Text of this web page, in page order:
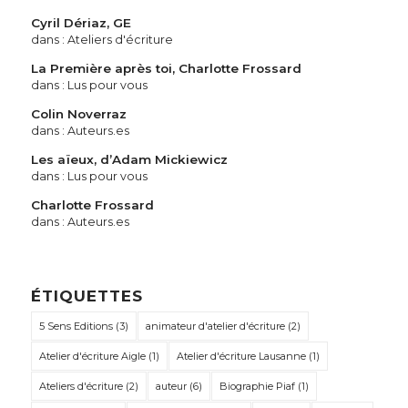
Cyril Dériaz, GE
dans : Ateliers d'écriture
La Première après toi, Charlotte Frossard
dans : Lus pour vous
Colin Noverraz
dans : Auteurs.es
Les aïeux, d’Adam Mickiewicz
dans : Lus pour vous
Charlotte Frossard
dans : Auteurs.es
ÉTIQUETTES
5 Sens Editions(3) animateur d'atelier d'écriture(2)
Atelier d'écriture Aigle(1) Atelier d'écriture Lausanne(1)
Ateliers d'écriture(2) auteur(6) Biographie Piaf(1)